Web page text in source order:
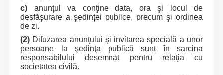
c) anunţul va conţine data, ora şi locul de
desfăşurare a şedinţei publice, precum şi ordinea
de zi.
(2) Difuzarea anunţului şi invitarea specială a unor
persoane la şedinţa publică sunt în sarcina
responsabilului desemnat pentru relaţia cu
societatea civilă.